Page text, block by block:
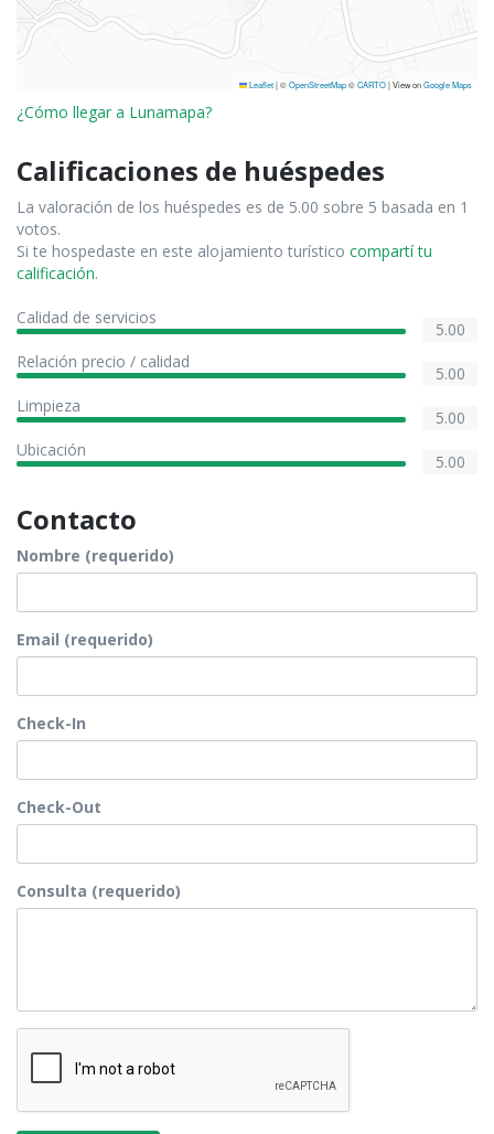
Leaflet|©OpenStreetMap©CARTO| View onGoogle Maps
¿Cómo llegar a Lunamapa?
Calificaciones de huéspedes
La valoración de los huéspedes es de 5.00 sobre 5 basada en 1
votos.
Si te hospedaste en este alojamiento turístico compartí tu
calificación.
Calidad de servicios
5.00
Relación precio / calidad
5.00
Limpieza
5.00
Ubicación
5.00
Contacto
Nombre (requerido)
Email (requerido)
Check-In
Check-Out
Consulta (requerido)